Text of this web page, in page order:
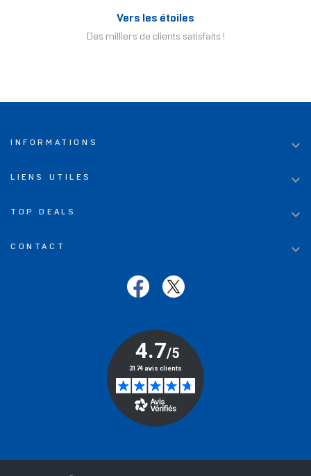
Vers les étoiles
Des milliers de clients satisfaits !
INFORMATIONS 
LIENS UTILES 
TOP DEALS 
CONTACT 